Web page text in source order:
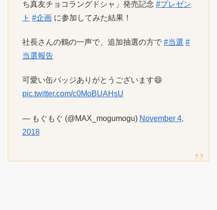
ち真友チョコラングドシャ」発売記念 #プレゼン
ト #企画に参加してみた結果！
社長さんの鶴の一声で、追加抽選の方で #当選 #
当選報告
可愛い缶バッジありがとうございます😄
pic.twitter.com/c0MoBUAHsU
— もぐもぐ (@MAX_mogumogu) November 4,
2018